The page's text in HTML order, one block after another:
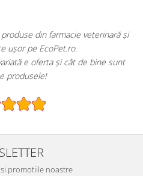
din farmacie veterinară și
pe EcoPet.ro.
e oferta și cât de bine sunt
promotiile noastre